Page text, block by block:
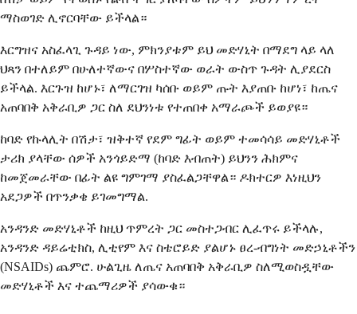
ማስወገድ ሊኖርባቸው ይችላል።
እርግዝና አስፈላጊ ጉዳይ ነው, ምክንያቱም ይህ መድሃኒት በማደግ ላይ ላለ
ህጻን በተለይም በሁለተኛውና በሦስተኛው ወራት ውስጥ ጉዳት ሊያደርስ
ይችላል. እርጉዝ ከሆኑ፣ ለማርገዝ ካሰቡ ወይም ጡት እያጠቡ ከሆነ፣ ከጤና
አጠባበቅ አቅራቢዎ ጋር ስለ ደህንነቱ የተጠበቀ አማራጮች ይወያዩ።
ከባድ የኩላሊት በሽታ፣ ዝቅተኛ የደም ግፊት ወይም ተመሳሳይ መድሃኒቶች
ታሪክ ያላቸው ሰዎች አንጎይድማ (ከባድ እብጠት) ይህንን ሕክምና
ከመጀመራቸው በፊት ልዩ ግምገማ ያስፈልጋቸዋል። ዶክተርዎ እነዚህን
አደጋዎች በጥንቃቄ ይገመግማል.
አንዳንድ መድሃኒቶች ከዚህ ጥምረት ጋር መስተጋብር ሊፈጥሩ ይችላሉ,
አንዳንድ ዳይሬቲክስ, ሊቲየም እና ስቴሮይድ ያልሆኑ ፀረ-ብግነት መድኃኒቶችን
(NSAIDs) ጨምሮ. ሁልጊዜ ለጤና አጠባበቅ አቅራቢዎ ስለሚወስዷቸው
መድሃኒቶች እና ተጨማሪዎች ያሳውቁ።